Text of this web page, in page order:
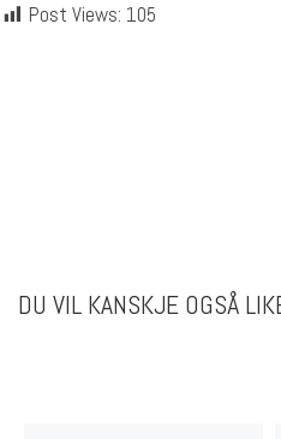
Post Views: 105
DU VIL KANSKJE OGSÅ